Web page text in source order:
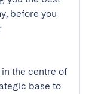
before you
the centre of
base to